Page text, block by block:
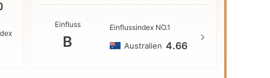
Einfluss
B
Einflussindex NO.1
Australien 4.66